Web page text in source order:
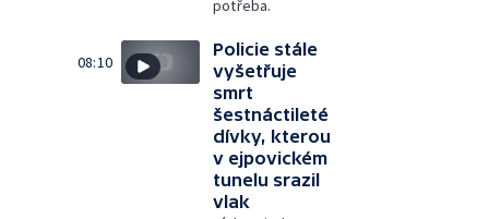
potřeba.
08:10
Policie stále
vyšetřuje
smrt
šestnáctileté
dívky, kterou
v ejpovickém
tunelu srazil
vlak